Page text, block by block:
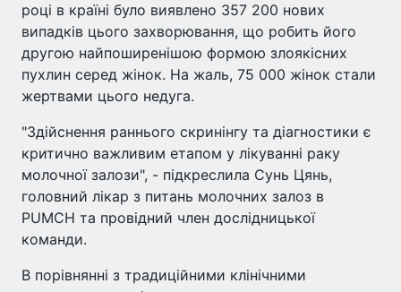
році в країні було виявлено 357 200 нових
випадків цього захворювання, що робить його
другою найпоширенішою формою злоякісних
пухлин серед жінок. На жаль, 75 000 жінок стали
жертвами цього недуга.
"Здійснення раннього скринінгу та діагностики є
критично важливим етапом у лікуванні раку
молочної залози", - підкреслила Сунь Цянь,
головний лікар з питань молочних залоз в
PUMCH та провідний член дослідницької
команди.
В порівнянні з традиційними клінічними